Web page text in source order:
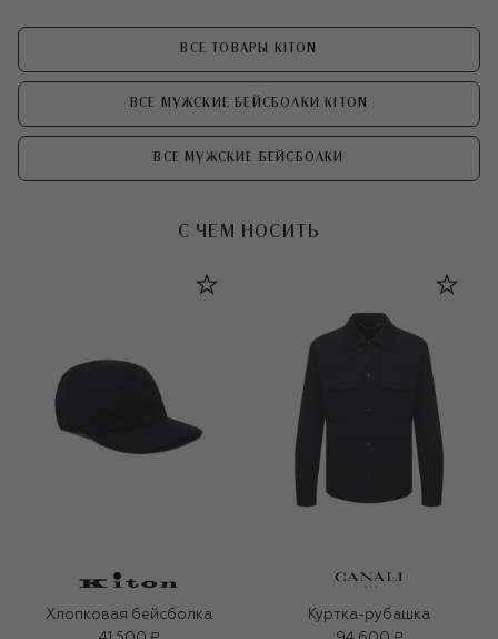
ВСЕ ТОВАРЫ KITON
ВСЕ МУЖСКИЕ БЕЙСБОЛКИ KITON
ВСЕ МУЖСКИЕ БЕЙСБОЛКИ
С ЧЕМ НОСИТЬ
Хлопковая бейсболка
Куртка-рубашка